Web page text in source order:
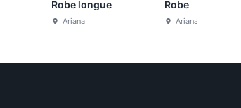
Robe longue
Ariana
Robe
Ariana